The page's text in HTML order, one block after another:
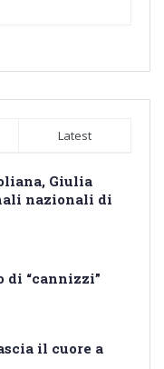
Latest
Giulia
nazionali di
di “cannizzi”
il cuore a